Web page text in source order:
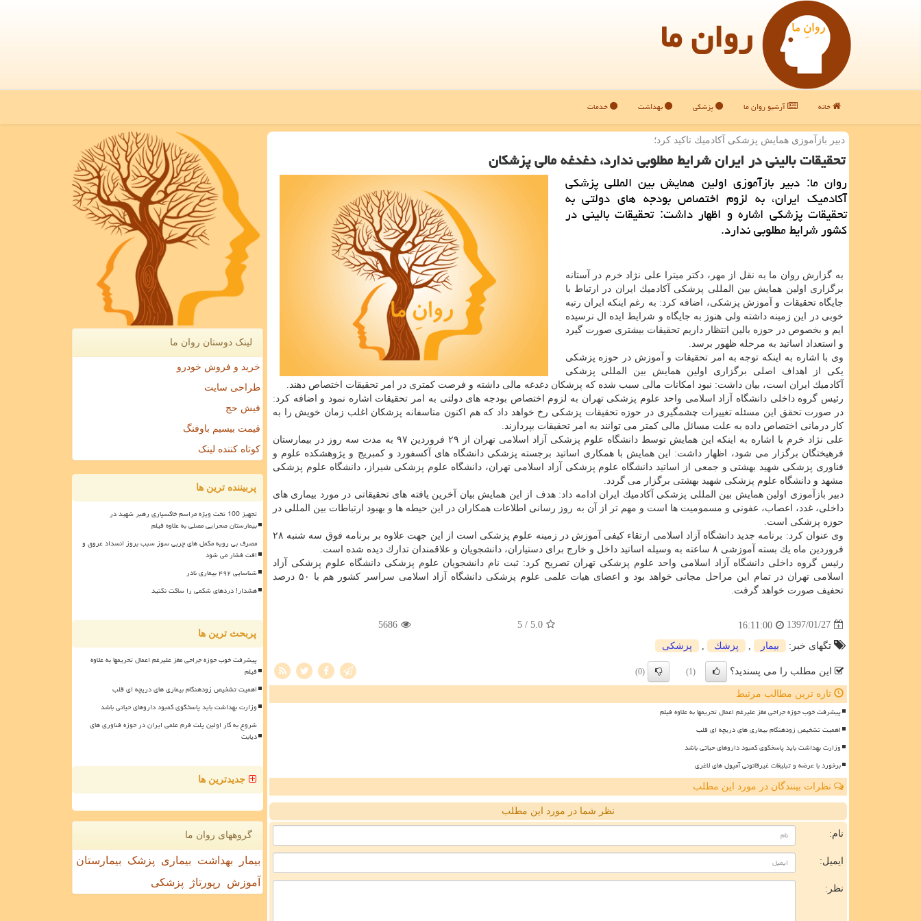
روان ما
خانه آرشیو روان ما پزشکی بهداشت خدمات
دبیر بازآموزی همایش پزشكی آكادمیك تاكید كرد؛
تحقیقات بالینی در ایران شرایط مطلوبی ندارد، دغدغه مالی پزشكان
روان ما: دبیر بازآموزی اولین همایش بین المللی پزشكی
آكادمیك ایران، به لزوم اختصاص بودجه های دولتی به
تحقیقات پزشكی اشاره و اظهار داشت: تحقیقات بالینی در
كشور شرایط مطلوبی ندارد.
به گزارش روان ما به نقل از مهر، دكتر میترا علی نژاد خرم در آستانه
برگزاری اولین همایش بین المللی پزشكی آكادمیك ایران در ارتباط با
جایگاه تحقیقات و آموزش پزشكی، اضافه كرد: به رغم اینكه ایران رتبه
خوبی در این زمینه داشته ولی هنوز به جایگاه و شرایط ایده ال نرسیده
ایم و بخصوص در حوزه بالین انتظار داریم تحقیقات بیشتری صورت گیرد
و استعداد اساتید به مرحله ظهور برسد.
وی با اشاره به اینكه توجه به امر تحقیقات و آموزش در حوزه پزشكی
یكی از اهداف اصلی برگزاری اولین همایش بین المللی پزشكی
آكادمیك ایران است، بیان داشت: نبود امكانات مالی سبب شده كه پزشكان دغدغه مالی داشته و فرصت كمتری در امر تحقیقات اختصاص دهند.
رئیس گروه داخلی دانشگاه آزاد اسلامی واحد علوم پزشكی تهران به لزوم اختصاص بودجه های دولتی به امر تحقیقات اشاره نمود و اضافه كرد:
در صورت تحقق این مسئله تغییرات چشمگیری در حوزه تحقیقات پزشكی رخ خواهد داد كه هم اكنون متاسفانه پزشكان اغلب زمان خویش را به
كار درمانی اختصاص داده به علت مسائل مالی كمتر می توانند به امر تحقیقات بپردازند.
علی نژاد خرم با اشاره به اینكه این همایش توسط دانشگاه علوم پزشكی آزاد اسلامی تهران از ۲۹ فروردین ۹۷ به مدت سه روز در بیمارستان
فرهیختگان برگزار می شود، اظهار داشت: این همایش با همكاری اساتید برجسته پزشكی دانشگاه های آكسفورد و كمبریج و پژوهشكده علوم و
فناوری پزشكی شهید بهشتی و جمعی از اساتید دانشگاه علوم پزشكی آزاد اسلامی تهران، دانشگاه علوم پزشكی شیراز، دانشگاه علوم پزشكی
مشهد و دانشگاه علوم پزشكی شهید بهشتی برگزار می گردد.
دبیر بازآموزی اولین همایش بین المللی پزشكی آكادمیك ایران ادامه داد: هدف از این همایش بیان آخرین یافته های تحقیقاتی در مورد بیماری های
داخلی، غدد، اعصاب، عفونی و مسمومیت ها است و مهم تر از آن به روز رسانی اطلاعات همكاران در این حیطه ها و بهبود ارتباطات بین المللی در
حوزه پزشكی است.
وی عنوان كرد: برنامه جدید دانشگاه آزاد اسلامی ارتقاء كیفی آموزش در زمینه علوم پزشكی است از این جهت علاوه بر برنامه فوق سه شنبه ۲۸
فروردین ماه یك بسته آموزشی ۸ ساعته به وسیله اساتید داخل و خارج برای دستیاران، دانشجویان و علاقمندان تدارك دیده شده است.
رئیس گروه داخلی دانشگاه آزاد اسلامی واحد علوم پزشكی تهران تصریح كرد: ثبت نام دانشجویان علوم پزشكی دانشگاه علوم پزشكی آزاد
اسلامی تهران در تمام این مراحل مجانی خواهد بود و اعضای هیات علمی علوم پزشكی دانشگاه آزاد اسلامی سراسر كشور هم با ۵۰ درصد
تحفیف صورت خواهد گرفت.
1397/01/27
16:11:00
5.0
/ 5
5686
تگهای خبر: بیمار پزشك پزشكی
این مطلب را می پسندید؟ (1)
(0)
تازه ترین مطالب مرتبط
پیشرفت خوب حوزه جراحی مغز علیرغم اعمال تحریمها به علاوه فیلم
اهمیت تشخیص زودهنگام بیماری های دریچه ای قلب
وزارت بهداشت باید پاسخگوی کمبود داروهای حیاتی باشد
برخورد با عرضه و تبلیغات غیرقانونی آمپول های لاغری
نظرات بینندگان در مورد این مطلب
نظر شما در مورد این مطلب
نام:
ایمیل:
نظر:
لینک دوستان روان ما
خرید و فروش خودرو
طراحی سایت
فیش حج
قیمت بیسیم باوفنگ
کوتاه کننده لینک
پربیننده ترین ها
تجهیز 100 تخت ویژه مراسم خاکسپاری رهبر شهید در
بیمارستان صحرایی مصلی به علاوه فیلم
مصرف بی رویه مکمل های چربی سوز سبب بروز انسداد عروق و
افت فشار می شود
شناسایی ۴۹۲ بیماری نادر
هشدار! دردهای شکمی را ساکت نکنید
پربحث ترین ها
پیشرفت خوب حوزه جراحی مغز علیرغم اعمال تحریمها به علاوه
فیلم
اهمیت تشخیص زودهنگام بیماری های دریچه ای قلب
وزارت بهداشت باید پاسخگوی کمبود داروهای حیاتی باشد
شروع به کار اولین پلت فرم علمی ایران در حوزه فناوری های
دیابت
جدیدترین ها
گروههای روان ما
بیمار بهداشت بیماری پزشک
بیمارستان
آموزش
رپورتاژ پزشکی